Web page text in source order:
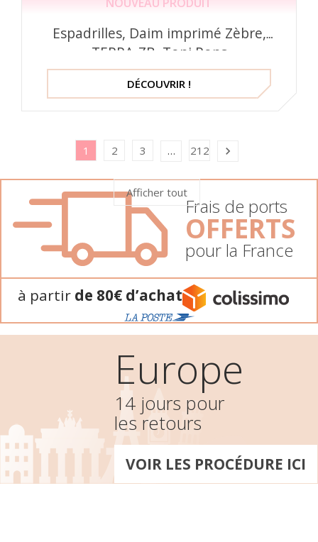
Espadrilles, Daim imprimé Zèbre,
TERRA-ZB, Toni Pons
DÉCOUVRIR !
1 2 3 … 212 
Afficher tout
Frais de ports
OFFERTS
pour la France
à partir de 80€ d’achat
Europe
14 jours pour
les retours
VOIR LES PROCÉDURE ICI